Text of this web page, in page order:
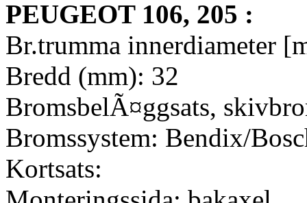
PEUGEOT 106, 205 :
Br.trumma innerdiameter
Bredd (mm): 32
BromsbelÃ¤ggsats,
Bromssystem: Bendix/
Kortsats: